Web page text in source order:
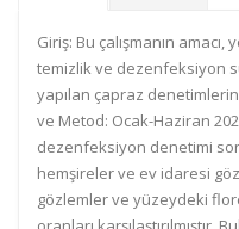
Giriş: Bu çalışmanın
temizlik ve dezenfeksiyon
yapılan çapraz
ve Metod: Ocak-Haziran
dezenfeksiyon denetimi
hemşireler ve ev idaresi
gözlemler ve yüzeydeki